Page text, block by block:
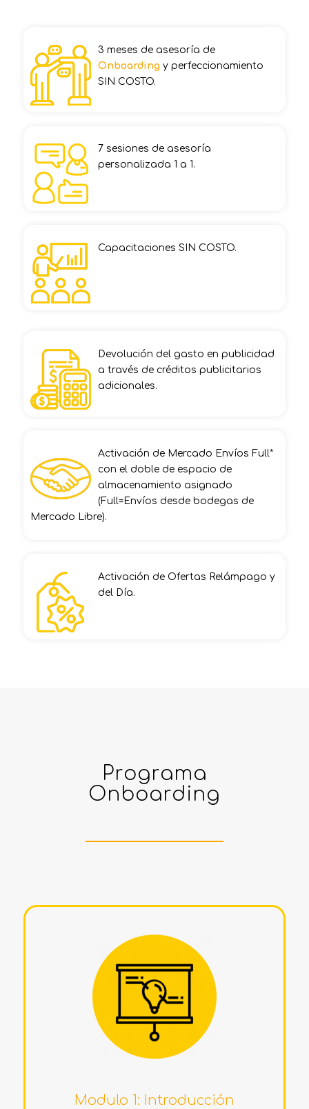
3 meses de asesoría de
Onboardingy perfeccionamiento
SIN COSTO.
7 sesiones de asesoría
personalizada 1 a 1.
Capacitaciones SIN COSTO.
Devolución del gasto en publicidad
a través de créditos publicitarios
adicionales.
Activación de Mercado Envíos Full*
con el doble de espacio de
almacenamiento asignado
(Full=Envíos desde bodegas de
Mercado Libre).
Activación de Ofertas Relámpago y
del Día.
Programa
Onboarding
Modulo 1: Introducción